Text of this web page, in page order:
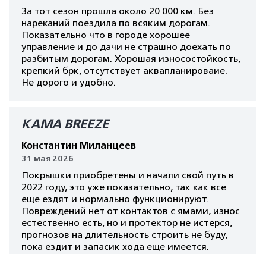
За тот сезон прошла около 20 000 км. Без
нареканий поездила по всяким дорогам.
Показательно что в городе хорошее
управление и до дачи не страшно доехать по
разбитым дорогам. Хорошая износостойкость,
крепкий брк, отсутствует аквапланироваие.
Не дорого и удобно.
КАМА BREEZE
Константин Миланцеев
31 мая 2026
Покрышки приобретены и начали свой путь в
2022 году, это уже показательно, так как все
еще ездят и нормально функционируют.
Повреждений нет от контактов с ямами, износ
естественно есть, но и протектор не истерся,
прогнозов на длительность строить не буду,
пока ездит и запасик хода еще имеется.